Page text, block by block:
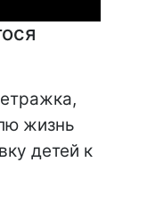
жизнь
детей к